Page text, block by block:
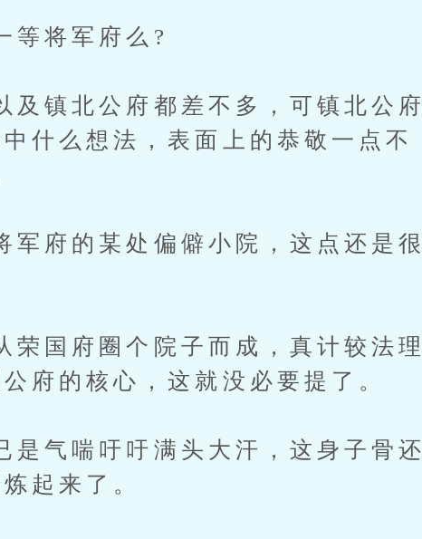
将军府么?
镇北公府都差不多，可镇北公府
什么想法，表面上的恭敬一点不
府的某处偏僻小院，这点还是很
国府圈个院子而成，真计较法理
府的核心，这就没必要提了。
气喘吁吁满头大汗，这身子骨还
起来了。